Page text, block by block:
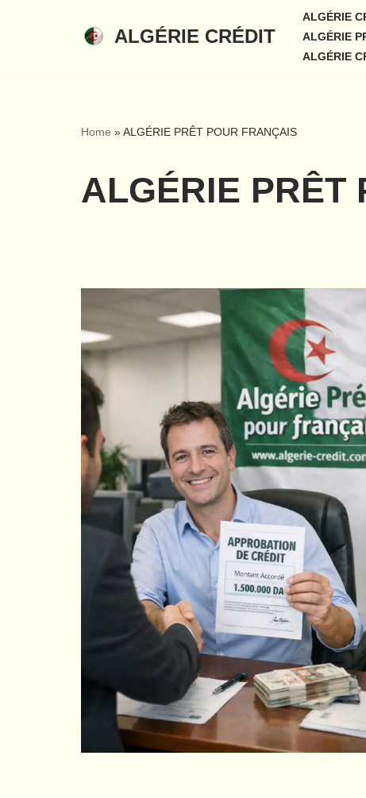
ALGÉRIE CRÉDIT
ALGÉRIE
ALGÉRIE
ALGÉRIE
Home »ALGÉRIE PRÊT POUR FRANÇAIS
ALGÉRIE PRÊT